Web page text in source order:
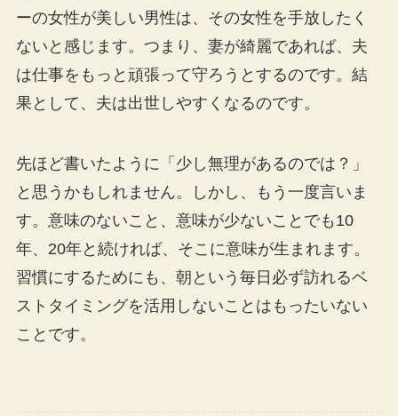
ーの女性が美しい男性は、その女性を手放したく
ないと感じます。つまり、妻が綺麗であれば、夫
は仕事をもっと頑張って守ろうとするのです。結
果として、夫は出世しやすくなるのです。
先ほど書いたように「少し無理があるのでは？」
と思うかもしれません。しかし、もう一度言いま
す。意味のないこと、意味が少ないことでも10
年、20年と続ければ、そこに意味が生まれます。
習慣にするためにも、朝という毎日必ず訪れるベ
ストタイミングを活用しないことはもったいない
ことです。